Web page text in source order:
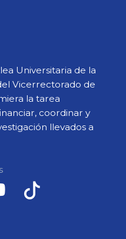
Universitaria de la
Vicerrectorado de
la tarea
coordinar y
llevados a